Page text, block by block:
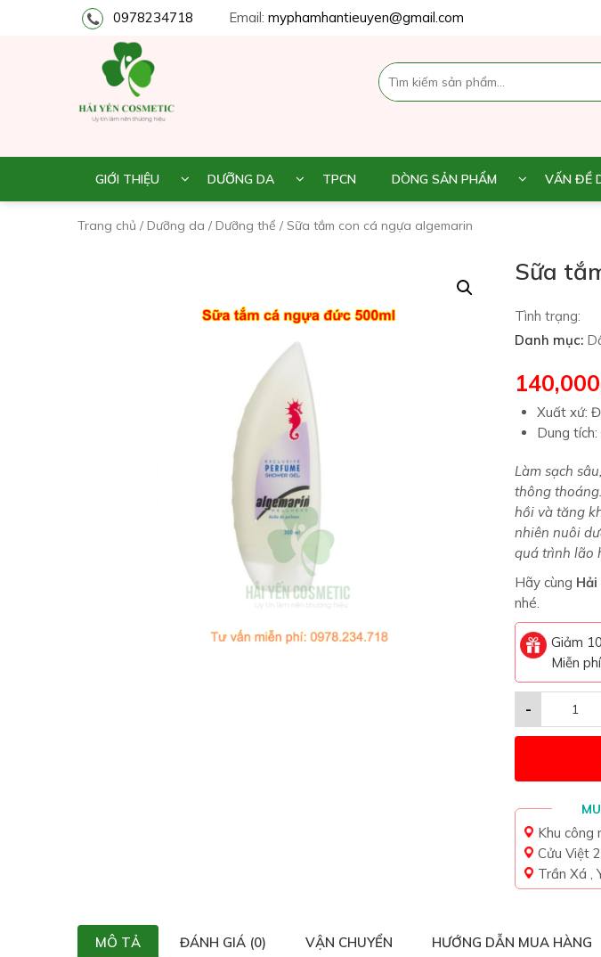
0978234718 Email: myphamhantieuyen@gmail.com
GIỚI THIỆU DƯỠNG DA TPCN DÒNG SẢN PHẨM VẤN ĐỀ
Trang chủ / Dưỡng da / Dưỡng thể / Sữa tắm con cá ngựa algemarin
Sữa
Tình trạng:
Danh mục:
140,000
Xuất xứ:
Dung
Làm sạch
thông
hồi và tăng
nhiên nuôi
quá trình lão
Hãy cùng Hải
nhé.
Giảm
Miễn
-
Khu công
Cửu Việt
Trần Xá ,
MÔ TẢ ĐÁNH GIÁ (0) VẬN CHUYỂN HƯỚNG DẪN MUA HÀNG